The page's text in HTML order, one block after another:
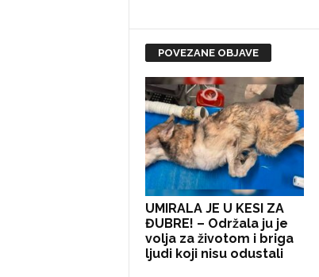
POVEZANE OBJAVE
UMIRALA JE U KESI ZA
ĐUBRE! – Održala ju je
volja za životom i briga
ljudi koji nisu odustali